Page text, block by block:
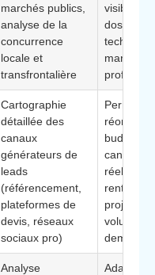
marchés publics,
analyse de la
concurrence
locale et
transfrontalière
visibilité
dossiers
marchés
Cartographie
détaillée des
canaux
générateurs de
leads
(référencement,
plateformes de
devis, réseaux
sociaux pro)
Permet
budget
canaux
volume
Analyse
Adaptée